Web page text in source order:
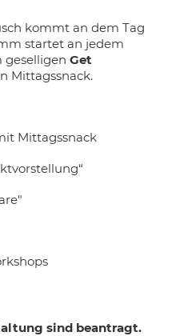
kommt an dem Tag
startet an jedem
geselligen Get
Mittagssnack.
Mittagssnack
sind beantragt.